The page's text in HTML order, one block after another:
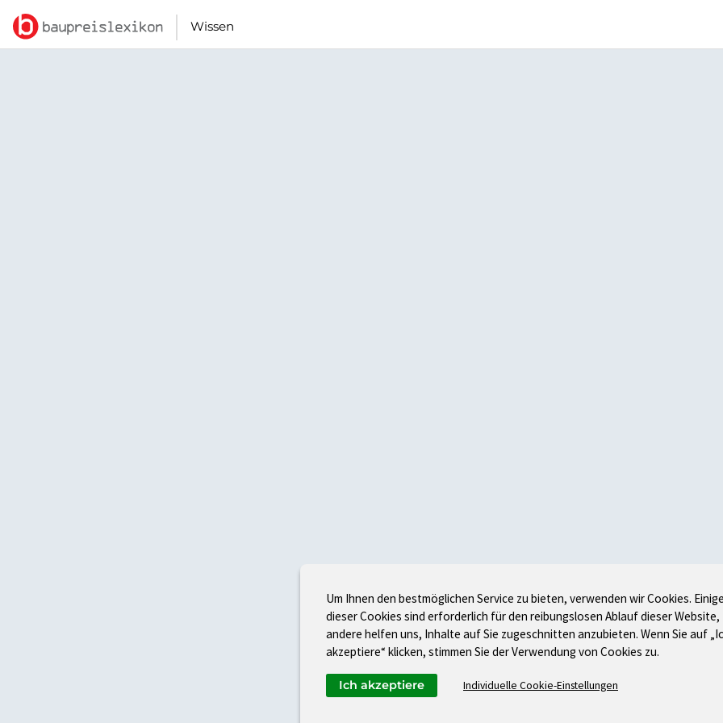
Wissen
Um Ihnen den bestmöglichen Service zu bieten, verwenden wir Cookies.
dieser Cookies sind erforderlich für den reibungslosen Ablauf dieser Website,
andere helfen uns, Inhalte auf Sie zugeschnitten anzubieten. Wenn Sie auf
akzeptiere“ klicken, stimmen Sie der Verwendung von Cookies zu.
Individuelle Cookie-Einstellungen
Ich akzeptiere